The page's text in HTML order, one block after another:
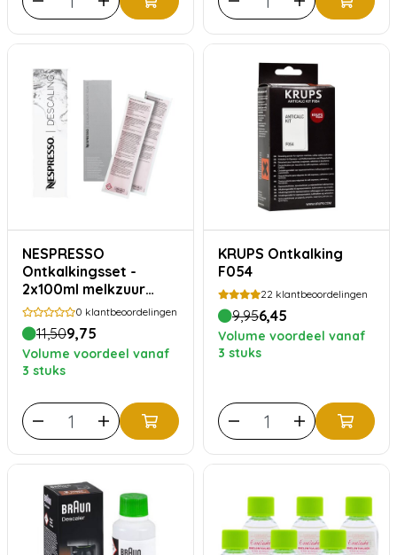
NESPRESSO
Ontkalkingsset -
2x100ml melkzuur
ontkalker
0 klantbeoordelingen
11,509,75
Volume voordeel vanaf
3 stuks
KRUPS Ontkalking
F054
22 klantbeoordelingen
9,956,45
Volume voordeel vanaf
3 stuks